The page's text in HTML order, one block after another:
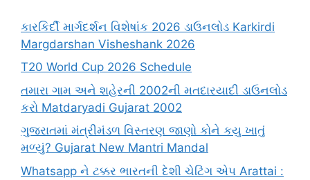
કારકિર્દી માર્ગદર્શન વિશેષાંક 2026 ડાઉનલોડ Karkirdi
Margdarshan Visheshank 2026
T20 World Cup 2026 Schedule
તમારા ગામ અને શહેરની 2002ની મતદારયાદી ડાઉનલોડ
કરો Matdaryadi Gujarat 2002
ગુજરાતમાં મંત્રીમંડળ વિસ્તરણ જાણો કોને કયુ ખાતું
મળ્યું? Gujarat New Mantri Mandal
Whatsapp ને ટક્કર ભારતની દેશી ચેટિંગ એપ Arattai :